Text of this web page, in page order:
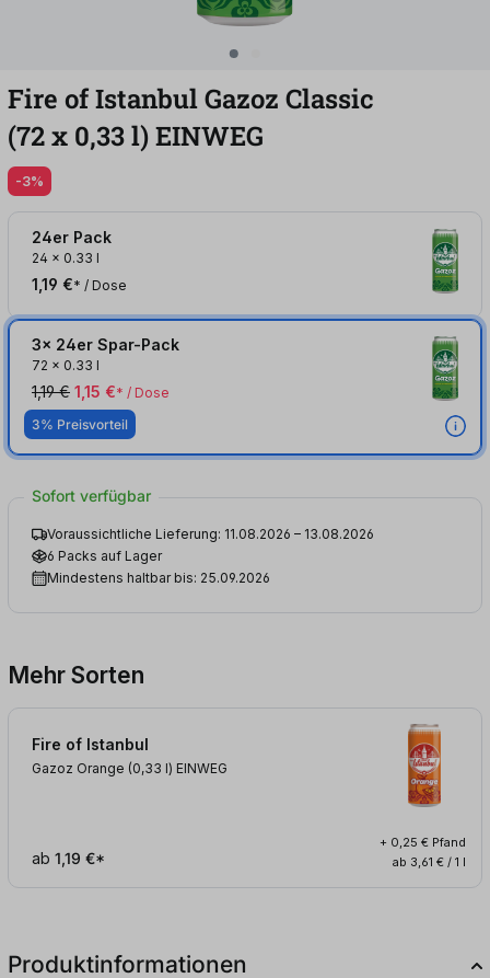
Fire of Istanbul Gazoz Classic
(72x 0,33l)EINWEG
-3%
24er Pack
24 x 0.33 l
1,19 €* / Dose
3x 24er Spar-Pack
72 x 0.33 l
1,19 € 1,15 €* / Dose
3% Preisvorteil
Sofort verfügbar
Voraussichtliche Lieferung: 11.08.2026 – 13.08.2026
6 Packs auf Lager
Mindestens haltbar bis: 25.09.2026
Mehr Sorten
Fire of Istanbul
Gazoz Orange (0,33 l) EINWEG
ab 1,19 €*
+ 0,25 € Pfand
ab 3,61 € / 1 l
Produktinformationen